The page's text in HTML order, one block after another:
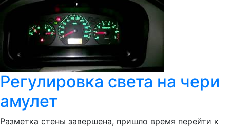
Регулировка света на чери
амулет
Разметка стены завершена, пришло время перейти к